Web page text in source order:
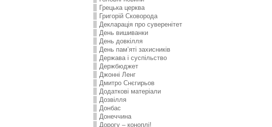
Грецька церква
Григорій Сковорода
Декларація про суверенітет
День вишиванки
День довкілля
День пам’яті захисників
Держава і суспільство
Держбюджет
Джонні Ленг
Дмитро Снєгирьов
Додаткові матеріали
Дозвілля
Донбас
Донеччина
Дорогу – коноплі!